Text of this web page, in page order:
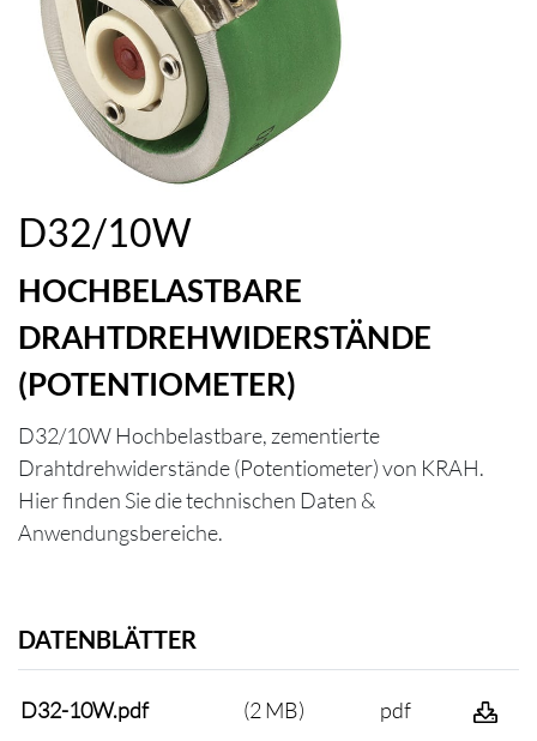
D32/10W
HOCHBELASTBARE
DRAHTDREHWIDERSTÄNDE
(POTENTIOMETER)
D32/10W Hochbelastbare, zementierte
Drahtdrehwiderstände (Potentiometer) von KRAH.
Hier finden Sie die technischen Daten &
Anwendungsbereiche.
DATENBLÄTTER
D32-10W.pdf (2 MB) pdf